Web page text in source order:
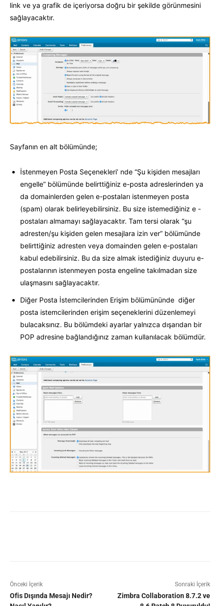
link ve ya grafik de içeriyorsa doğru bir şekilde görünmesini
sağlayacaktır.
Sayfanın en alt bölümünde;
İstenmeyen Posta Seçenekleri’ nde “Şu kişiden mesajları
engelle” bölümünde belirttiğiniz e-posta adreslerinden ya
da domainlerden gelen e-postaları istenmeyen posta
(spam) olarak belirleyebilirsiniz. Bu size istemediğiniz e -
postaları almamayı sağlayacaktır. Tam tersi olarak “şu
adresten/şu kişiden gelen mesajlara izin ver” bölümünde
belirttiğiniz adresten veya domainden gelen e-postaları
kabul edebilirsiniz. Bu da size almak istediğiniz duyuru e-
postalarının istenmeyen posta engeline takılmadan size
ulaşmasını sağlayacaktır.
Diğer Posta İstemcilerinden Erişim bölümününde diğer
posta istemcilerinden erişim seçeneklerini düzenlemeyi
bulacaksınız. Bu bölümdeki ayarlar yalnızca dışarıdan bir
POP adresine bağlandığınız zaman kullanılacak bölümdür.
Önceki İçerik
Ofis Dışında Mesajı Nedir?
Sonraki İçerik
Zimbra Collaboration 8.7.2 ve